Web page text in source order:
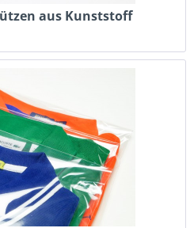
aus Kunststoff